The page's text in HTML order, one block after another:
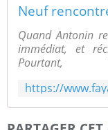
Quand Antonin
immédiat, et
Pourtant,